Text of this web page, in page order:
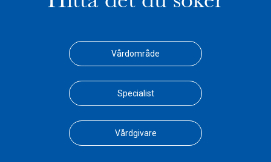
Vårdområde
Specialist
Vårdgivare